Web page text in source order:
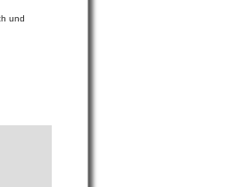
und